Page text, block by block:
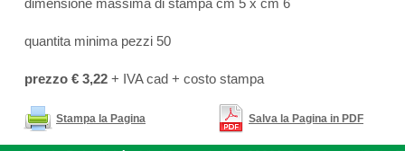
dimensione massima di stampa cm 5 x cm 6
quantita minima pezzi 50
prezzo € 3,22+ IVA cad + costo stampa
Stampa la Pagina Salva la Pagina in PDF